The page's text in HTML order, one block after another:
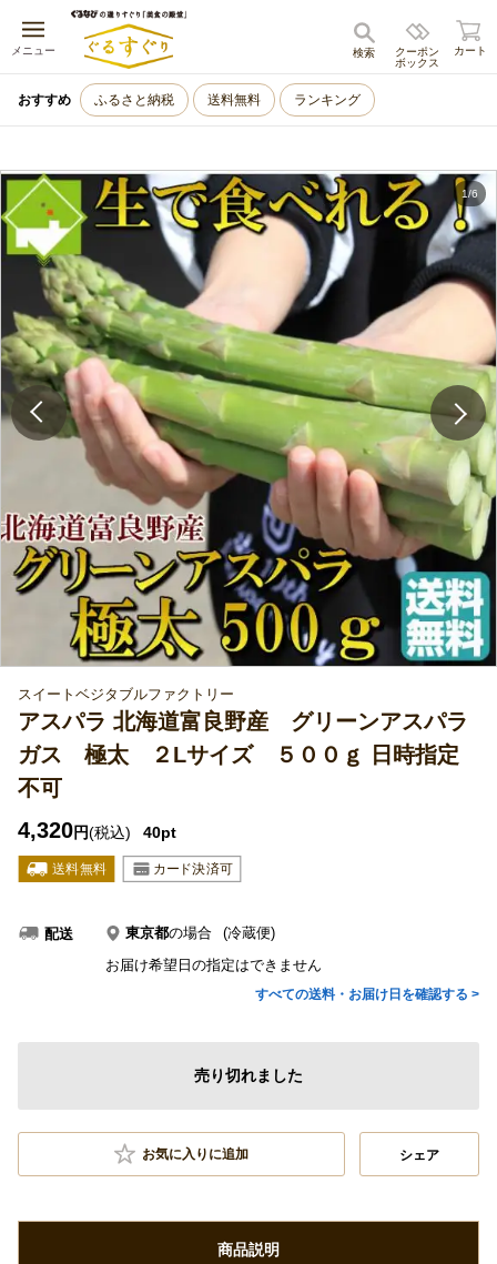
メニュー
キャンセル
クーポン
ボックス
検索 カート
おすすめ ふるさと納税 送料無料 ランキング
1/6
スイートベジタブルファクトリー
アスパラ 北海道富良野産 グリーンアスパラ
ガス 極太 ２Lサイズ ５００ｇ 日時指定
不可
4,320円(税込) 40pt
配送 東京都の場合
(冷蔵便)
お届け希望日の指定はできません
すべての送料・お届け日を確認する >
売り切れました
お気に入りに追加 シェア
商品説明